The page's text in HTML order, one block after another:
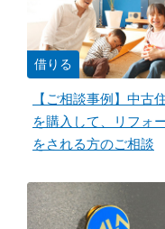
借りる
【ご相談事例】中古
を購入して、リフォ
をされる方のご相談